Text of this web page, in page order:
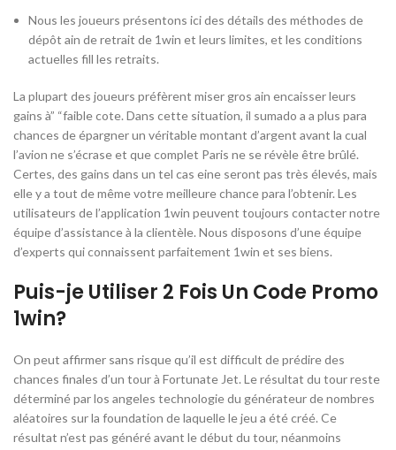
Nous les joueurs présentons ici des détails des méthodes de
dépôt ain de retrait de 1win et leurs limites, et les conditions
actuelles fill les retraits.
La plupart des joueurs préfèrent miser gros ain encaisser leurs
gains à” “faible cote. Dans cette situation, il sumado a a plus para
chances de épargner un véritable montant d’argent avant la cual
l’avion ne s’écrase et que complet Paris ne se révèle être brûlé.
Certes, des gains dans un tel cas eine seront pas très élevés, mais
elle y a tout de même votre meilleure chance para l’obtenir. Les
utilisateurs de l’application 1win peuvent toujours contacter notre
équipe d’assistance à la clientèle. Nous disposons d’une équipe
d’experts qui connaissent parfaitement 1win et ses biens.
Puis-je Utiliser 2 Fois Un Code Promo
1win?
On peut affirmer sans risque qu’il est difficult de prédire des
chances finales d’un tour à Fortunate Jet. Le résultat du tour reste
déterminé par los angeles technologie du générateur de nombres
aléatoires sur la foundation de laquelle le jeu a été créé. Ce
résultat n’est pas généré avant le début du tour, néanmoins